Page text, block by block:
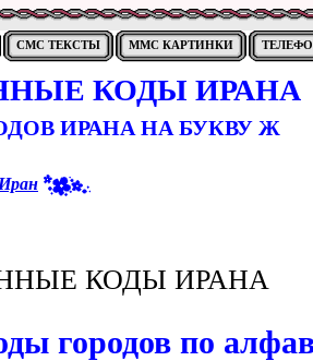
СМС ТЕКСТЫ ММС КАРТИНКИ
КОДЫ ИРАНА
ИРАНА НА БУКВУ Ж
КОДЫ ИРАНА
городов по